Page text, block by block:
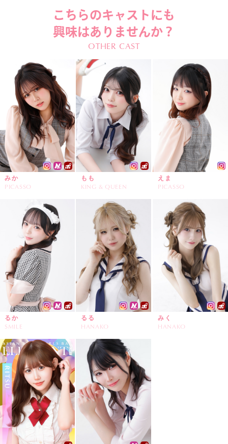
こちらのキャストにも
興味はありませんか？
OTHER CAST
みか
PICASSO
もも
KING & QUEEN
えま
PICASSO
るか
SMILE
るる
HANAKO
みく
HANAKO